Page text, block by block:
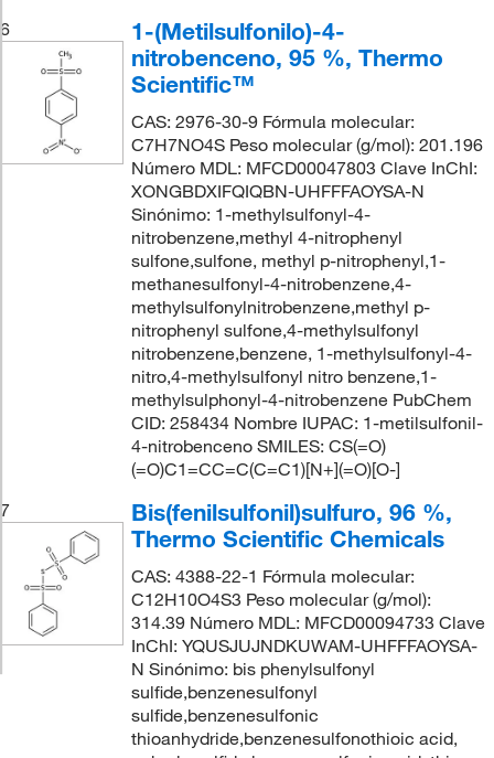
6
1-(Metilsulfonilo)-4-
nitrobenceno, 95 %, Thermo
Scientific™
CAS: 2976-30-9 Fórmula molecular:
C7H7NO4S Peso molecular (g/mol): 201.196
Número MDL: MFCD00047803 Clave InChI:
XONGBDXIFQIQBN-UHFFFAOYSA-N
Sinónimo: 1-methylsulfonyl-4-
nitrobenzene,methyl 4-nitrophenyl
sulfone,sulfone, methyl p-nitrophenyl,1-
methanesulfonyl-4-nitrobenzene,4-
methylsulfonylnitrobenzene,methyl p-
nitrophenyl sulfone,4-methylsulfonyl
nitrobenzene,benzene, 1-methylsulfonyl-4-
nitro,4-methylsulfonyl nitro benzene,1-
methylsulphonyl-4-nitrobenzene PubChem
CID: 258434 Nombre IUPAC: 1-metilsulfonil-
4-nitrobenceno SMILES: CS(=O)
(=O)C1=CC=C(C=C1)[N+](=O)[O-]
7
Bis(fenilsulfonil)sulfuro, 96 %,
Thermo Scientific Chemicals
CAS: 4388-22-1 Fórmula molecular:
C12H10O4S3 Peso molecular (g/mol):
314.39 Número MDL: MFCD00094733 Clave
InChI: YQUSJUJNDKUWAM-UHFFFAOYSA-
N Sinónimo: bis phenylsulfonyl
sulfide,benzenesulfonyl
sulfide,benzenesulfonic
thioanhydride,benzenesulfonothioic acid,